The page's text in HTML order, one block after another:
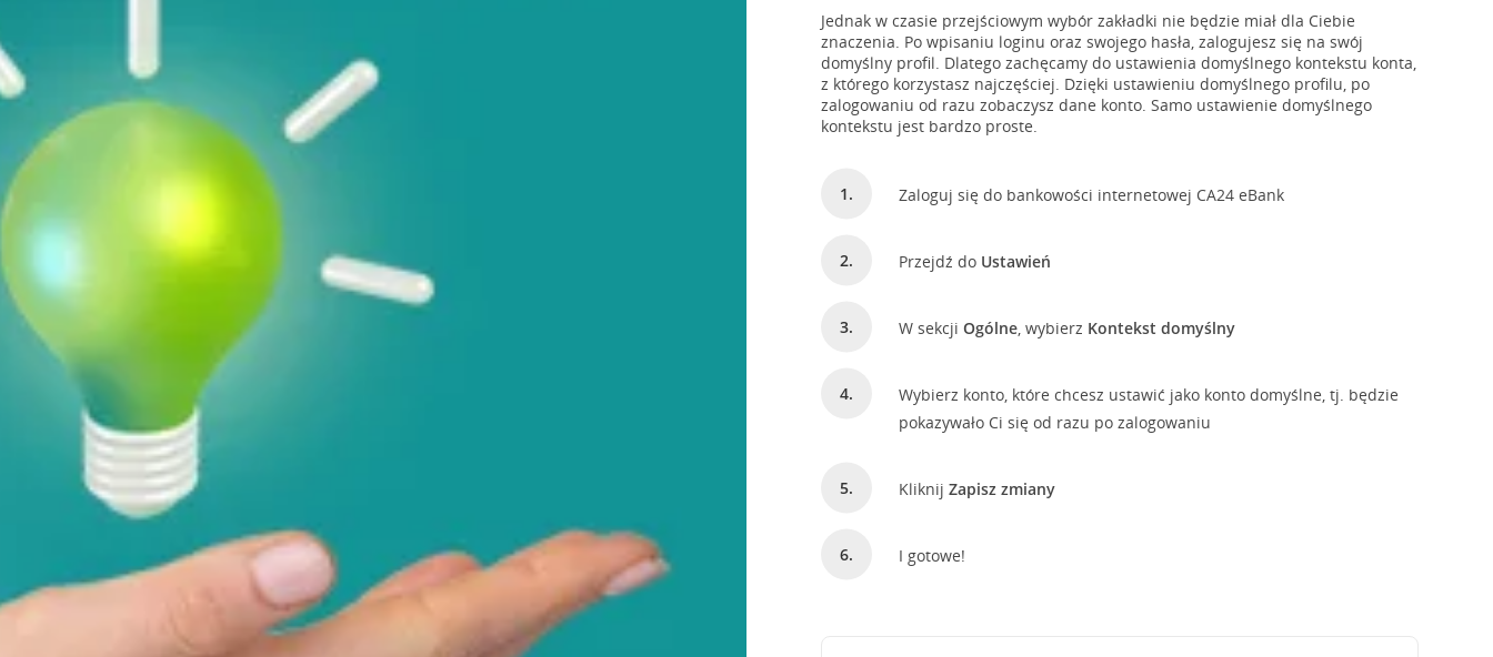
Jednak w czasie przejściowym wybór zakładki nie będzie miał dla Ciebie
znaczenia. Po wpisaniu loginu oraz swojego hasła, zalogujesz się na swój
domyślny profil. Dlatego zachęcamy do ustawienia domyślnego kontekstu konta,
z którego korzystasz najczęściej. Dzięki ustawieniu domyślnego profilu, po
zalogowaniu od razu zobaczysz dane konto. Samo ustawienie domyślnego
kontekstu jest bardzo proste.
Zaloguj się do bankowości internetowej CA24 eBank
Przejdź do Ustawień
W sekcjiOgólne, wybierz Kontekst domyślny
Wybierz konto, które chcesz ustawić jako konto domyślne, tj. będzie
pokazywało Ci się od razu po zalogowaniu
KliknijZapisz zmiany
I gotowe!